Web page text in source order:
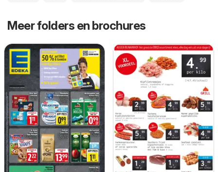
Meer folders en brochures